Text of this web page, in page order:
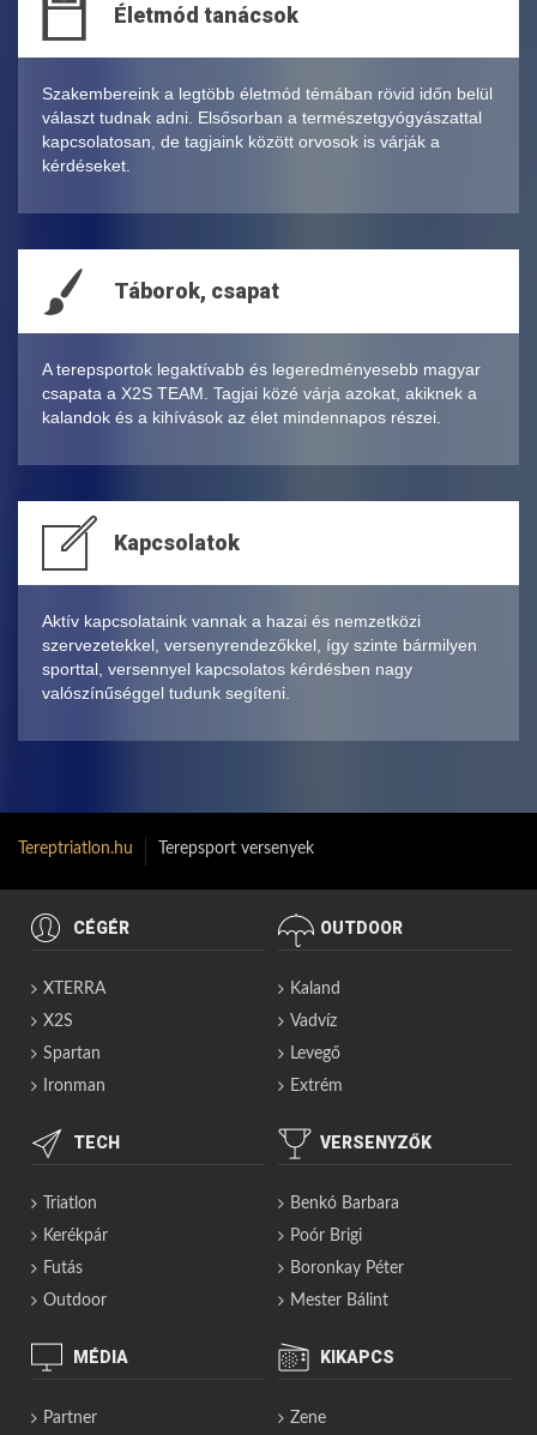
Életmód tanácsok
Szakembereink a legtöbb életmód témában rövid időn belül
választ tudnak adni. Elsősorban a természetgyógyászattal
kapcsolatosan, de tagjaink között orvosok is várják a
kérdéseket.
Táborok, csapat
A terepsportok legaktívabb és legeredményesebb magyar
csapata a X2S TEAM. Tagjai közé várja azokat, akiknek a
kalandok és a kihívások az élet mindennapos részei.
Kapcsolatok
Aktív kapcsolataink vannak a hazai és nemzetközi
szervezetekkel, versenyrendezőkkel, így szinte bármilyen
sporttal, versennyel kapcsolatos kérdésben nagy
valószínűséggel tudunk segíteni.
Tereptriatlon.hu Terepsport versenyek
CÉGÉR
XTERRA
X2S
Spartan
Ironman
OUTDOOR
Kaland
Vadvíz
Levegő
Extrém
TECH
Triatlon
Kerékpár
Futás
Outdoor
VERSENYZŐK
Benkó Barbara
Poór Brigi
Boronkay Péter
Mester Bálint
MÉDIA
Partner
KIKAPCS
Zene